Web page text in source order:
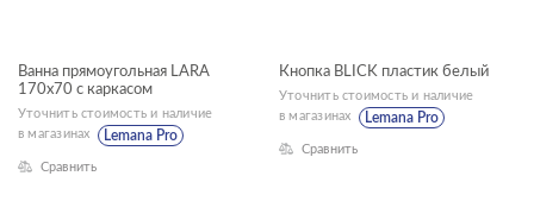
Ванна прямоугольная LARA
170x70 с каркасом
Уточнить стоимость и наличие
в магазинах
Lemana Pro
Сравнить
Кнопка BLICK пластик белый
Уточнить стоимость и наличие
в магазинах
Lemana Pro
Сравнить